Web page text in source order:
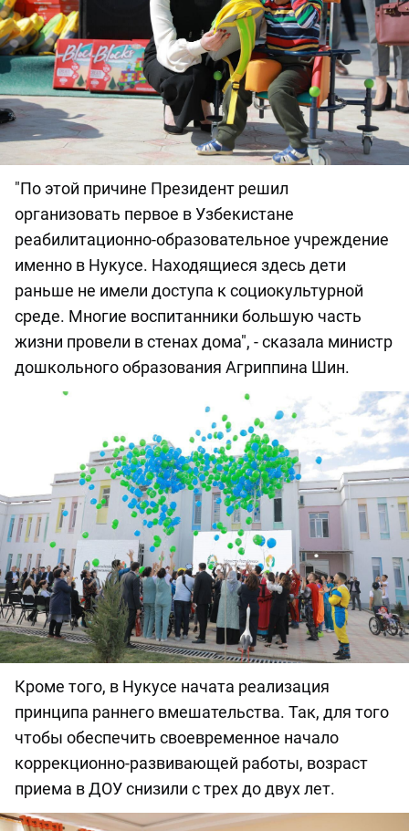
"По этой причине Президент решил
организовать первое в Узбекистане
реабилитационно-образовательное учреждение
именно в Нукусе. Находящиеся здесь дети
раньше не имели доступа к социокультурной
среде. Многие воспитанники большую часть
жизни провели в стенах дома", - сказала министр
дошкольного образования Агриппина Шин.
Кроме того, в Нукусе начата реализация
принципа раннего вмешательства. Так, для того
чтобы обеспечить своевременное начало
коррекционно-развивающей работы, возраст
приема в ДОУ снизили с трех до двух лет.